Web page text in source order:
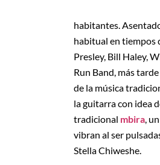
habitantes.
habitual en tiempos
Presley, Bill Haley,
Run Band, más
de la música
la guitarra con idea
tradicional mbira ,
vibran al ser
Stella Chiweshe.